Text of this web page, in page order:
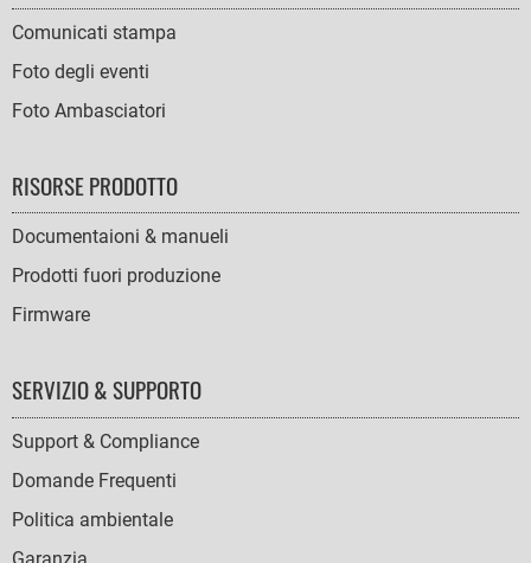
Comunicati stampa
Foto degli eventi
Foto Ambasciatori
RISORSE PRODOTTO
Documentaioni & manueli
Prodotti fuori produzione
Firmware
SERVIZIO & SUPPORTO
Support & Compliance
Domande Frequenti
Politica ambientale